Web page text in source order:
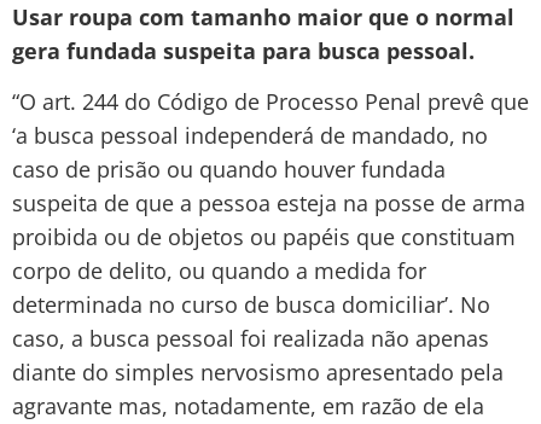
Usar roupa com tamanho maior que o normal
gera fundada suspeita para busca pessoal.
“O art. 244 do Código de Processo Penal prevê que
‘a busca pessoal independerá de mandado, no
caso de prisão ou quando houver fundada
suspeita de que a pessoa esteja na posse de arma
proibida ou de objetos ou papéis que constituam
corpo de delito, ou quando a medida for
determinada no curso de busca domiciliar’. No
caso, a busca pessoal foi realizada não apenas
diante do simples nervosismo apresentado pela
agravante mas, notadamente, em razão de ela